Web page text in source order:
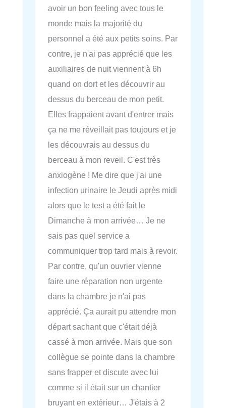
avoir un bon feeling avec tous le
monde mais la majorité du
personnel a été aux petits soins. Par
contre, je n'ai pas apprécié que les
auxiliaires de nuit viennent à 6h
quand on dort et les découvrir au
dessus du berceau de mon petit.
Elles frappaient avant d'entrer mais
ça ne me réveillait pas toujours et je
les découvrais au dessus du
berceau à mon reveil. C'est très
anxiogène ! Me dire que j'ai une
infection urinaire le Jeudi après midi
alors que le test a été fait le
Dimanche à mon arrivée… Je ne
sais pas quel service a
communiquer trop tard mais à revoir.
Par contre, qu'un ouvrier vienne
faire une réparation non urgente
dans la chambre je n'ai pas
apprécié. Ça aurait pu attendre mon
départ sachant que c'était déjà
cassé à mon arrivée. Mais que son
collègue se pointe dans la chambre
sans frapper et discute avec lui
comme si il était sur un chantier
bruyant en extérieur… J'étais à 2